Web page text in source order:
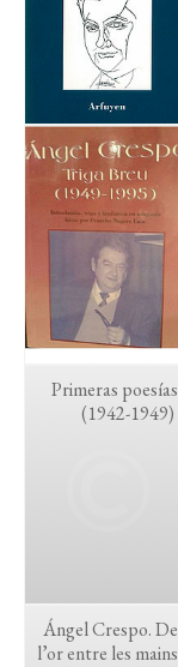
Primeras poesías
(1942-1949)
Ángel Crespo. De
l’or entre les mains